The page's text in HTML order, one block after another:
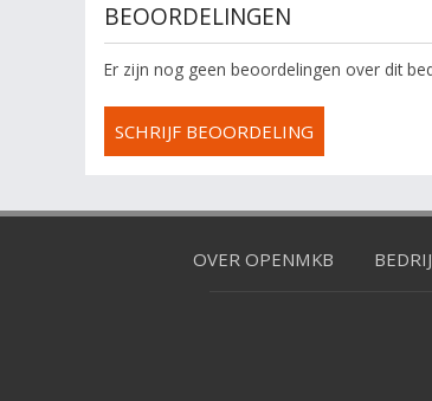
BEOORDELINGEN
Er zijn nog geen beoordelingen over dit
SCHRIJF BEOORDELING
OVER OPENMKB